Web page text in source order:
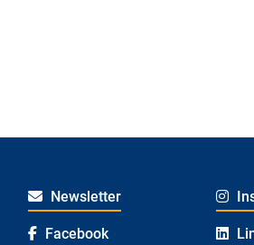
Newsletter
Facebook